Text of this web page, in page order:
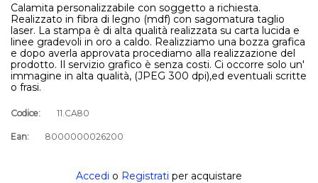
Calamita personalizzabile con soggetto a richiesta.
Realizzato in fibra di legno (mdf) con sagomatura taglio
laser. La stampa è di alta qualità realizzata su carta lucida e
linee gradevoli in oro a caldo. Realizziamo una bozza grafica
e dopo averla approvata procediamo alla realizzazione del
prodotto. Il servizio grafico è senza costi. Ci occorre solo un'
immagine in alta qualità, (JPEG 300 dpi),ed eventuali scritte
o frasi.
Codice: 11.CA80
Ean: 8000000026200
Accedi o Registrati per acquistare